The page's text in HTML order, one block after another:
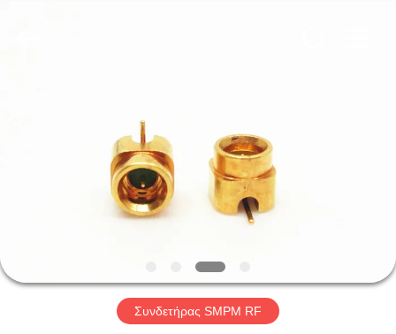
ΠΡΟΪΌΝΤΑ
ΠΕΡΊΠΟΥ
ΓΎΡΟΣ
ΕΡΓΟΣΤΑΣΊΩΝΣυνδετήρας SMPM RF